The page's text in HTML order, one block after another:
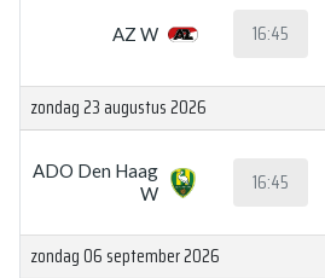
AZ W 16:45
zondag 23 augustus 2026
ADO Den Haag
W
16:45
zondag 06 september 2026